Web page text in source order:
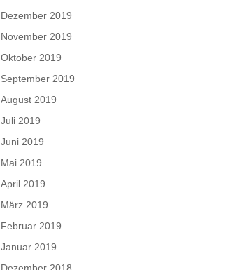
Dezember 2019
November 2019
Oktober 2019
September 2019
August 2019
Juli 2019
Juni 2019
Mai 2019
April 2019
März 2019
Februar 2019
Januar 2019